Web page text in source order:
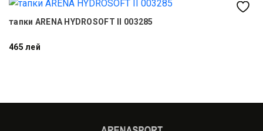
тапки ARENA HYDROSOFT II 003285
465 лей